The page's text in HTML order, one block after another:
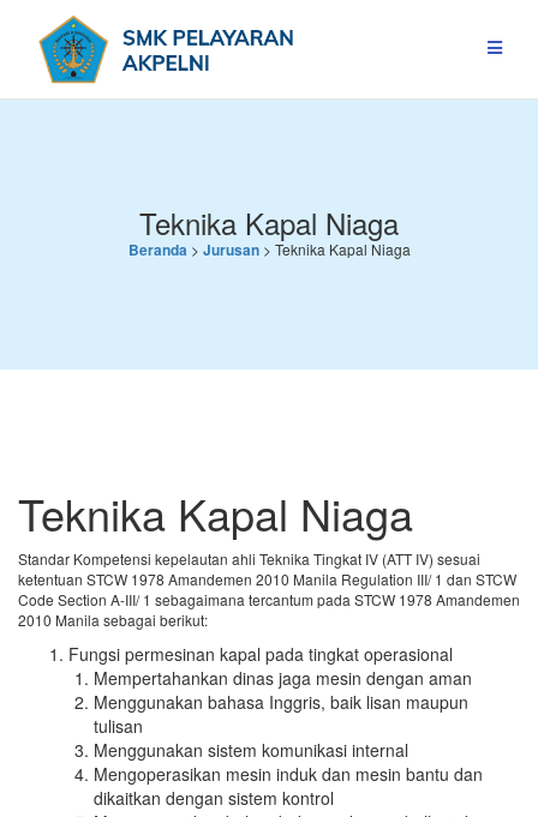
content
Teknika Kapal Niaga
Beranda > Jurusan> Teknika Kapal Niaga
Teknika Kapal Niaga
Standar Kompetensi kepelautan ahli Teknika Tingkat IV (ATT IV) sesuai
ketentuan STCW 1978 Amandemen 2010 Manila Regulation III/ 1 dan STCW
Code Section A-III/ 1 sebagaimana tercantum pada STCW 1978 Amandemen
2010 Manila sebagai berikut:
Fungsi permesinan kapal pada tingkat operasional
Mempertahankan dinas jaga mesin dengan aman
Menggunakan bahasa Inggris, baik lisan maupun
tulisan
Menggunakan sistem komunikasi internal
Mengoperasikan mesin induk dan mesin bantu dan
dikaitkan dengan sistem kontrol